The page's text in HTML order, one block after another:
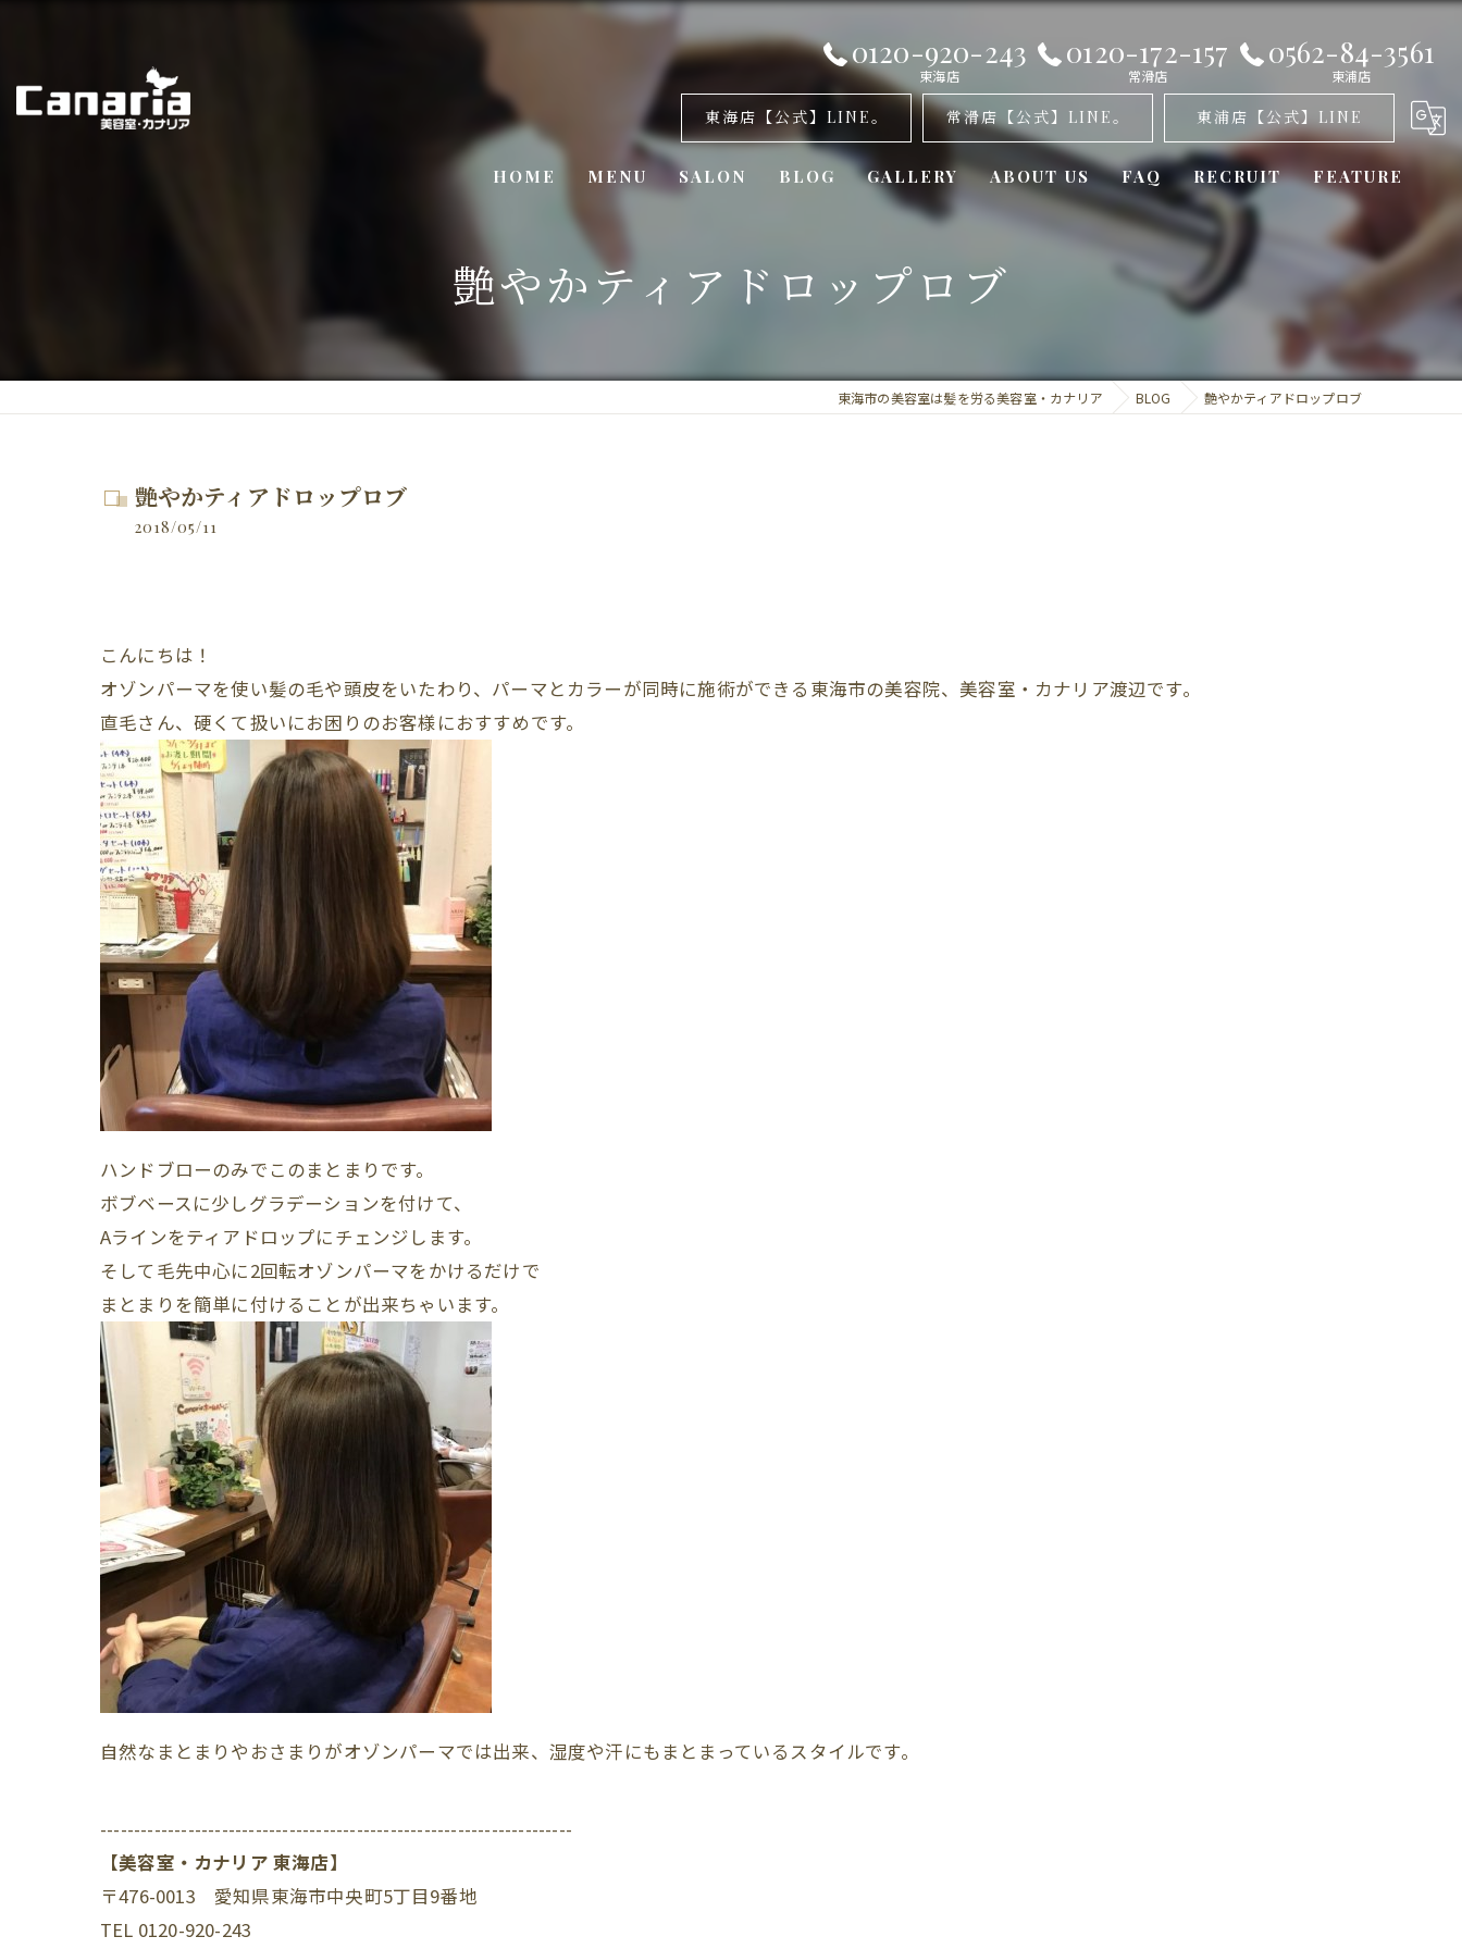
0120-920-243
東海店
0120-172-157
常滑店
0562-84-3561
東浦店
東海店【公式】LINE。 常滑店【公式】LINE。 東浦店【公式】LINE
HOME MENU SALON
美容室・カナリア 常滑店
BLOG GALLERY ABOUT US FAQ RECRUIT FEATURE
オゾンパーマ
カット
トリートメント
艶やかティアドロップロブ
東海市の美容室は髪を労る美容室・カナリア BLOG 艶やかティアドロップロブ
艶やかティアドロップロブ
2018/05/11
こんにちは！
オゾンパーマを使い髪の毛や頭皮をいたわり、パーマとカラーが同時に施術ができる東海市の美容院、美容室・カナリア渡辺です。
直毛さん、硬くて扱いにお困りのお客様におすすめです。
ハンドブローのみでこのまとまりです。
ボブベースに少しグラデーションを付けて、
Aラインをティアドロップにチェンジします。
そして毛先中心に2回転オゾンパーマをかけるだけで
まとまりを簡単に付けることが出来ちゃいます。
自然なまとまりやおさまりがオゾンパーマでは出来、湿度や汗にもまとまっているスタイルです。
----------------------------------------------------------------------
【美容室・カナリア 東海店】
〒476-0013 愛知県東海市中央町5丁目9番地
TEL 0120-920-243